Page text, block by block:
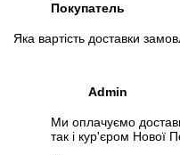
Покупатель
Яка вартість доставки
Admin
Ми оплачуємо
так і кур'єром Нової